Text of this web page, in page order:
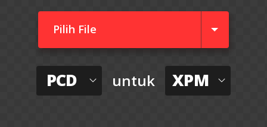
Pilih File
PCD untuk XPM